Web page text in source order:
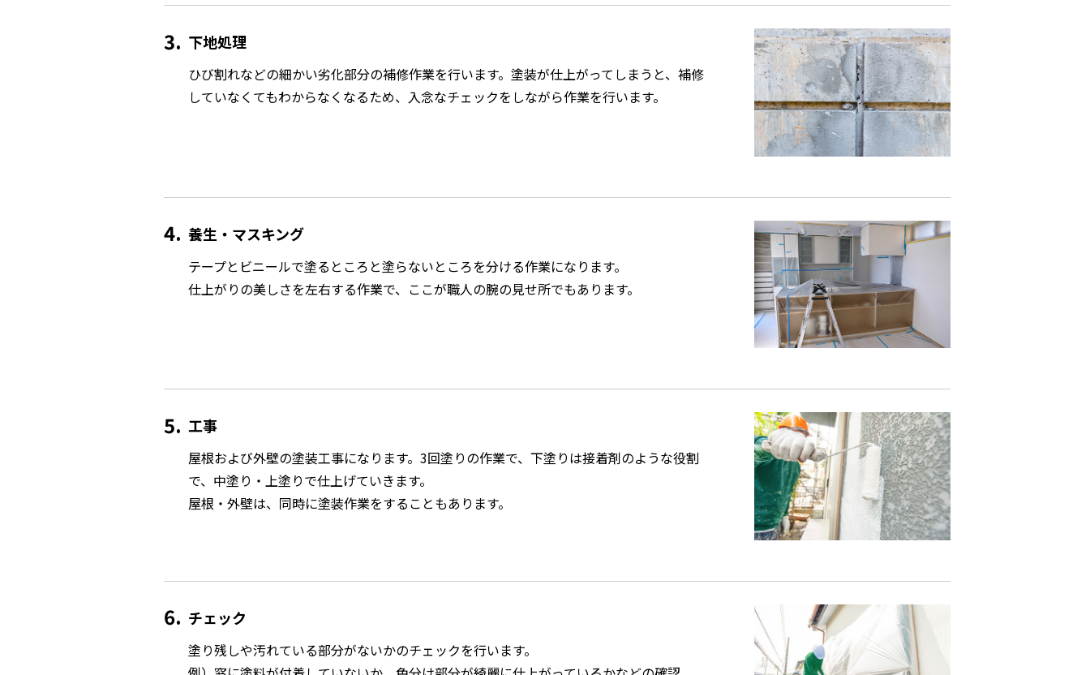
3 下地処理
ひび割れなどの細かい劣化部分の補修作業を行います。塗装が仕上がってしまうと、補修
していなくてもわからなくなるため、入念なチェックをしながら作業を行います。
4 養生・マスキング
テープとビニールで塗るところと塗らないところを分ける作業になります。
仕上がりの美しさを左右する作業で、ここが職人の腕の見せ所でもあります。
5 工事
屋根および外壁の塗装工事になります。3回塗りの作業で、下塗りは接着剤のような役割
で、中塗り・上塗りで仕上げていきます。
屋根・外壁は、同時に塗装作業をすることもあります。
6 チェック
塗り残しや汚れている部分がないかのチェックを行います。